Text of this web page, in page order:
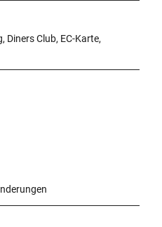
Diners Club, EC-Karte,